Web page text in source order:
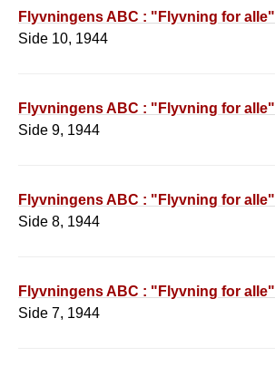
Flyvningens ABC : "Flyvning for alle"
Side 10, 1944
Flyvningens ABC : "Flyvning for alle"
Side 9, 1944
Flyvningens ABC : "Flyvning for alle"
Side 8, 1944
Flyvningens ABC : "Flyvning for alle"
Side 7, 1944